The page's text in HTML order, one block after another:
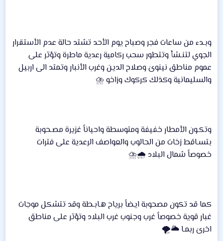
وبـدء من ساعات فجر وصباح يوم الأحد تشتد حالة عدم الأستقرار
الجوي لتنـشأ وتتطور سحب ركامية رعدية ماطرة وتؤثر على
عموم مناطق نينوىٰ وصلاح الدين وغرب الأنبار وتمتد الى اربيل
والسليمانية وكذلك كركوك وزاخو ⛈
وتكـون الأمطار خفيفة ومتوسطة واحياناً غزيرة مصـحوبة
بتسـاقط زخات من الحالوب والعواصف الرعدية على فترات
خصوصاً شمال البلاد 🌧⛈
كما قد تكون مصحوبة ايضاً برياح هـابـطة وقد تتشكل موجات
غبار قوية خصوصاً غرب وجنوب غرب البلاد وتؤثر على مناطق
اخرىٰ ربمـا 🌥🌪